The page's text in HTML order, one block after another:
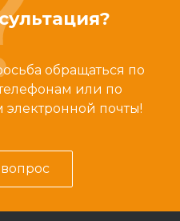
обращаться по
или по
почты!